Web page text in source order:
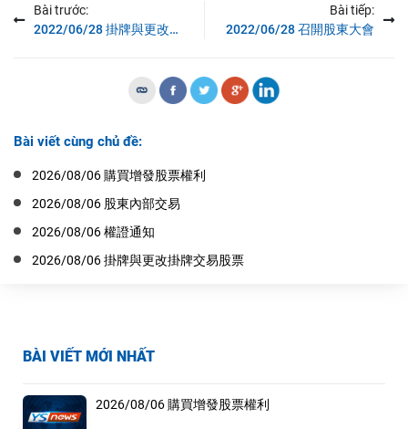
BÀI VIẾT MỚI NHẤT
2026/08/06 購買增發股票權利
Bài trước:
2022/06/28 掛牌與更改掛牌交易股票
Bài tiếp:
2022/06/28 召開股東大會
Bài viết cùng chủ đề:
2026/08/06 購買增發股票權利
2026/08/06 股東內部交易
2026/08/06 權證通知
2026/08/06 掛牌與更改掛牌交易股票